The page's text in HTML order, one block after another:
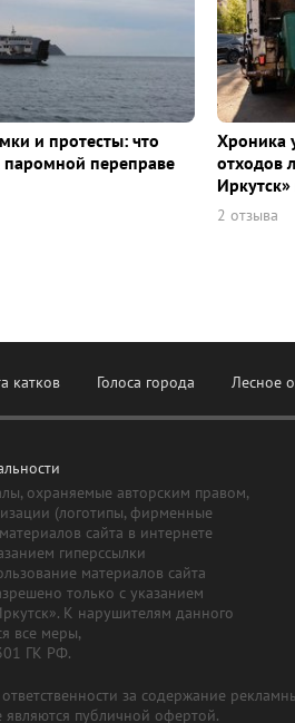
и протесты: что
паромной переправе
Хроника
отходов
Иркутск»
2 отзыва
катков Голоса города Лесное
охраняемые авторским правом,
(логотипы, фирменные
сайта в интернете
гиперссылки
материалов сайта
только с указанием
К нарушителям данного
все меры,
ГК РФ.
за содержание
публичной офертой.